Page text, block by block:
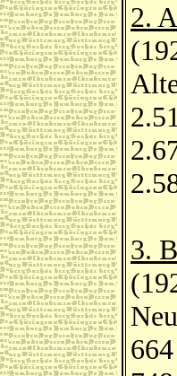
2.
3.